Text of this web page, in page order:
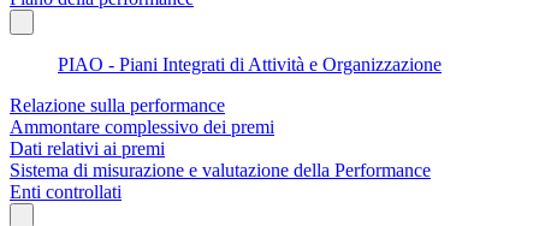
PIAO - Piani Integrati di Attività e Organizzazione
Relazione sulla performance
Ammontare complessivo dei premi
Dati relativi ai premi
Sistema di misurazione e valutazione della Performance
Enti controllati